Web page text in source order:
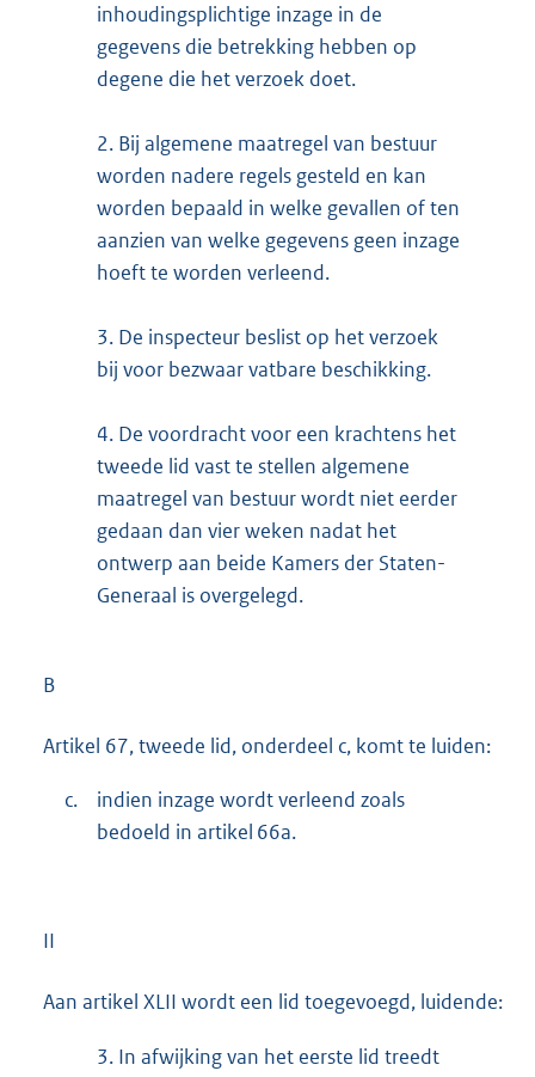
inhoudingsplichtige inzage in de
gegevens die betrekking hebben op
degene die het verzoek doet.
2. Bij algemene maatregel van bestuur
worden nadere regels gesteld en kan
worden bepaald in welke gevallen of ten
aanzien van welke gegevens geen inzage
hoeft te worden verleend.
3. De inspecteur beslist op het verzoek
bij voor bezwaar vatbare beschikking.
4. De voordracht voor een krachtens het
tweede lid vast te stellen algemene
maatregel van bestuur wordt niet eerder
gedaan dan vier weken nadat het
ontwerp aan beide Kamers der Staten-
Generaal is overgelegd.
B
Artikel 67, tweede lid, onderdeel c, komt te luiden:
c.
indien inzage wordt verleend zoals
bedoeld in artikel 66a.
II
Aan artikel XLII wordt een lid toegevoegd, luidende:
3. In afwijking van het eerste lid treedt